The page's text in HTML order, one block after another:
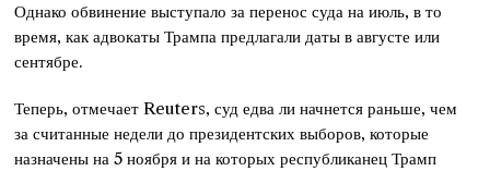
Однако обвинение выступало за перенос суда на июль, в то
время, как адвокаты Трампа предлагали даты в августе или
сентябре.
Теперь, отмечает Reuters, суд едва ли начнется раньше, чем
за считанные недели до президентских выборов, которые
назначены на 5 ноября и на которых республиканец Трамп